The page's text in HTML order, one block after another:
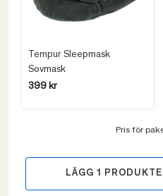
Tempur Sleepmask
Sovmask
399 kr
Pris för
LÄGG 1